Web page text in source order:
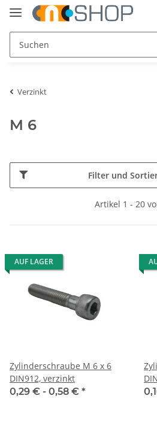
Verzinkt
M 6
Filter und
Artikel 1 - 20
AUF LAGER
Zylinderschraube M 6 x 6
DIN912, verzinkt
0,29 € - 0,58 € *